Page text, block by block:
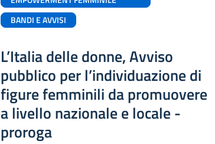
BANDI E AVVISI
L’Italia delle donne, Avviso
pubblico per l’individuazione di
figure femminili da promuovere
a livello nazionale e locale -
proroga